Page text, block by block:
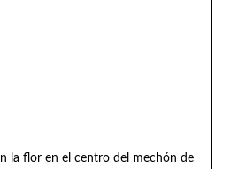
la flor en el centro del mechón de